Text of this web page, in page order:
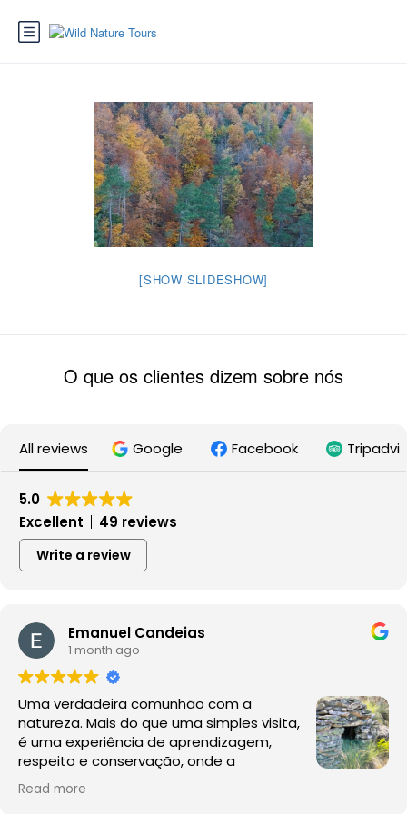
[SHOW SLIDESHOW]
O que os clientes dizem sobre nós
All reviews Google Facebook
5.0
Excellent
49 reviews
Write a review
Emanuel Candeias
1 month ago
Uma verdadeira comunhão com a
natureza. Mais do que uma simples visita,
é uma experiência de aprendizagem,
respeito e conservação, onde a
observação da fauna e da flora acontece
no seu habitat natural, sem perturbações.
Read more